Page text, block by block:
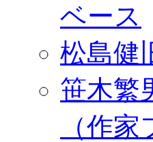
ベース
松島健
笹木繁
（作家